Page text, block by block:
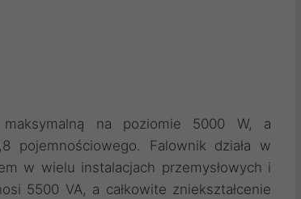
na poziomie 5000 W, a
pojemnościowego. Falownik działa w
w wielu instalacjach przemysłowych i
5500 VA, a całkowite zniekształcenie